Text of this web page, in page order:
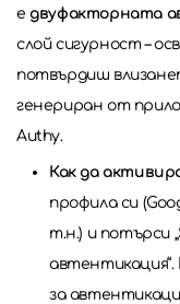
едвуфакторната
слой сигурност –
потвърдиш
генериран от
Authy.
Как да
профила си
т.н.) и потърси
автентикация“.
за